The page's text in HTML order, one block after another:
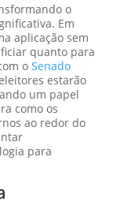
o
Em
aplicação sem
quanto para
o Senado
estarão
um papel
como os
ao redor do
para